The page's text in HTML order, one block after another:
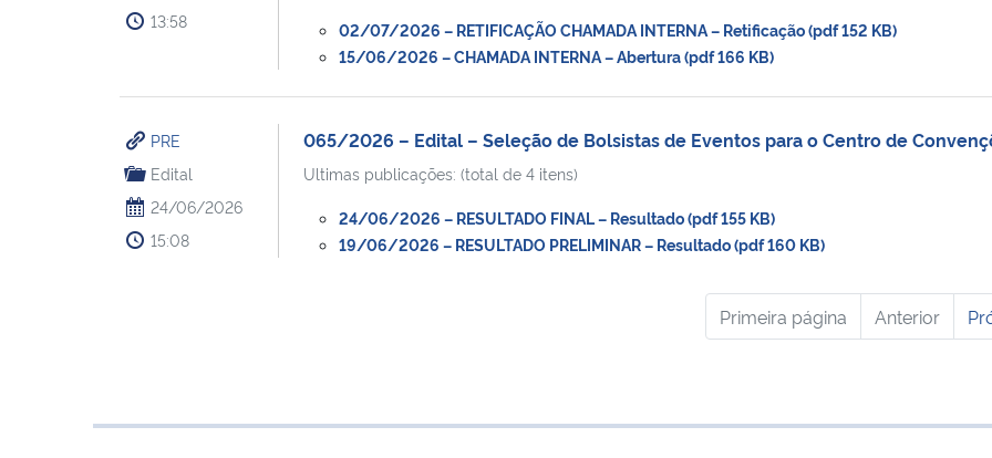
13:58
02/07/2026 – RETIFICAÇÃO CHAMADA INTERNA – Retificação (pdf 152 KB)
15/06/2026 – CHAMADA INTERNA – Abertura (pdf 166 KB)
PRE
Edital
24/06/2026
15:08
065/2026 – Edital – Seleção de Bolsistas de Eventos para o Centro de
Ultimas publicações: (total de 4 itens)
24/06/2026 – RESULTADO FINAL – Resultado (pdf 155 KB)
19/06/2026 – RESULTADO PRELIMINAR – Resultado (pdf 160 KB)
Primeira página Anterior